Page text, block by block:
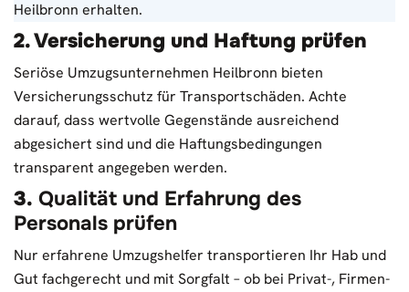
Heilbronn erhalten.
2. Versicherung und Haftung prüfen
Seriöse Umzugsunternehmen Heilbronn bieten
Versicherungsschutz für Transportschäden. Achte
darauf, dass wertvolle Gegenstände ausreichend
abgesichert sind und die Haftungsbedingungen
transparent angegeben werden.
3. Qualität und Erfahrung des
Personals prüfen
Nur erfahrene Umzugshelfer transportieren Ihr Hab und
Gut fachgerecht und mit Sorgfalt – ob bei Privat-, Firmen-